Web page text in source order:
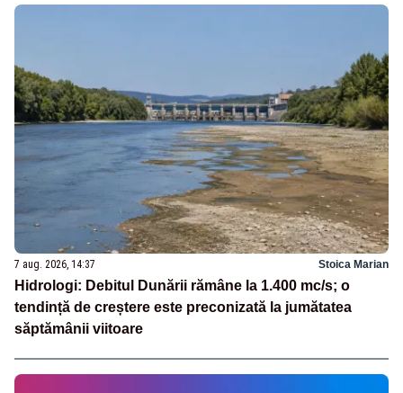
7 aug. 2026, 14:37 Stoica Marian
Hidrologi: Debitul Dunării rămâne la 1.400 mc/s; o
tendință de creștere este preconizată la jumătatea
săptămânii viitoare